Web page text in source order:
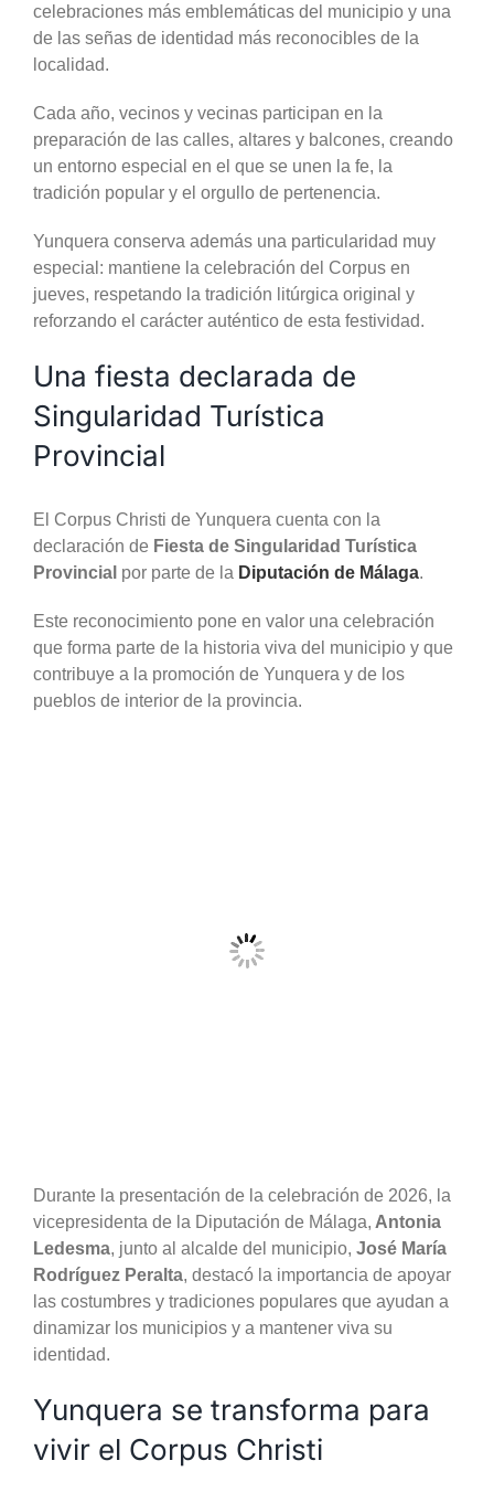
celebraciones más emblemáticas del municipio y una
de las señas de identidad más reconocibles de la
localidad.
Cada año, vecinos y vecinas participan en la
preparación de las calles, altares y balcones, creando
un entorno especial en el que se unen la fe, la
tradición popular y el orgullo de pertenencia.
Yunquera conserva además una particularidad muy
especial: mantiene la celebración del Corpus en
jueves, respetando la tradición litúrgica original y
reforzando el carácter auténtico de esta festividad.
Una fiesta declarada de
Singularidad Turística
Provincial
El Corpus Christi de Yunquera cuenta con la
declaración de Fiesta de Singularidad Turística
Provincial por parte de la Diputación de Málaga.
Este reconocimiento pone en valor una celebración
que forma parte de la historia viva del municipio y que
contribuye a la promoción de Yunquera y de los
pueblos de interior de la provincia.
Durante la presentación de la celebración de 2026, la
vicepresidenta de la Diputación de Málaga, Antonia
Ledesma, junto al alcalde del municipio, José María
Rodríguez Peralta, destacó la importancia de apoyar
las costumbres y tradiciones populares que ayudan a
dinamizar los municipios y a mantener viva su
identidad.
Yunquera se transforma para
vivir el Corpus Christi